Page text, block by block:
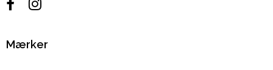
Mærker